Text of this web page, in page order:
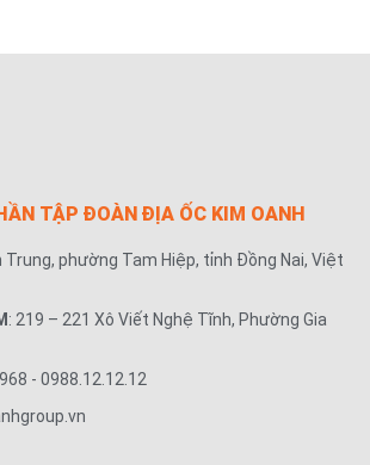
TẬP ĐOÀN ĐỊA ỐC KIM OANH
Trung, phường Tam Hiệp, tỉnh Đồng Nai, Việt
: 219 – 221 Xô Viết Nghệ Tĩnh, Phường Gia
- 0988.12.12.12